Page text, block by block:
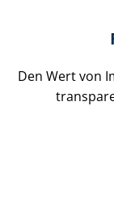
Den Wert von